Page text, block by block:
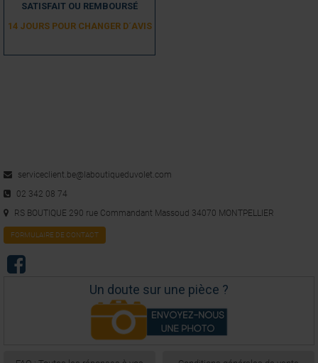
SATISFAIT OU REMBOURSÉ
14 JOURS POUR CHANGER D´AVIS
serviceclient.be@laboutiqueduvolet.com
02 342 08 74
RS BOUTIQUE 290 rue Commandant Massoud 34070 MONTPELLIER
FORMULAIRE DE CONTACT
Un doute sur une pièce ?